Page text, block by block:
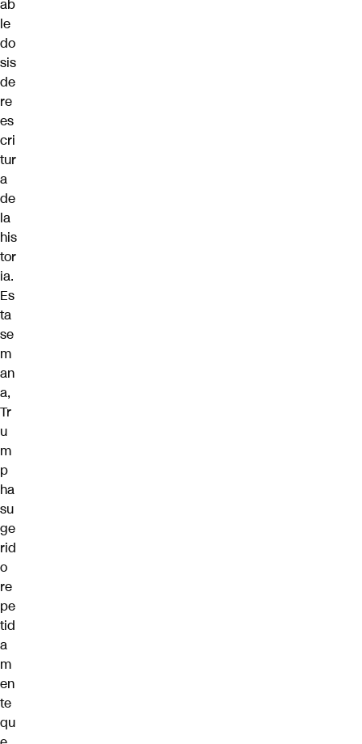
ab
le
do
sis
de
re
es
cri
tur
a
de
la
his
tor
ia.
Es
ta
se
m
an
a,
Tr
u
m
p
ha
su
ge
rid
o
re
pe
tid
a
m
en
te
qu